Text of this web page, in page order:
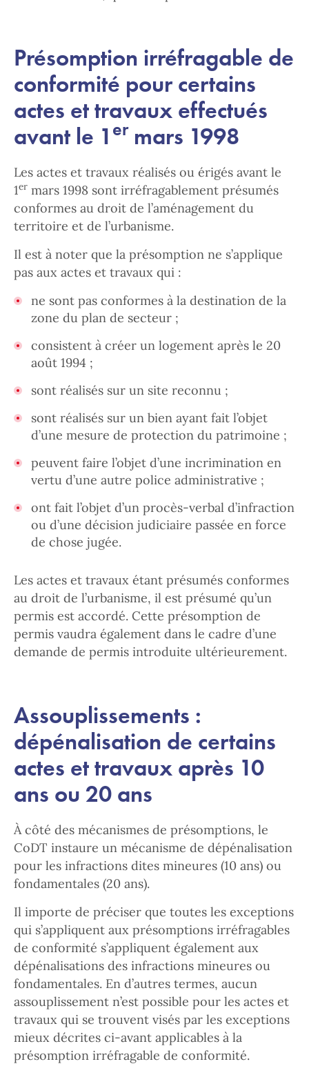
Présomption irréfragable de
conformité pour certains
actes et travaux effectués
avant le 1 ermars 1998
Les actes et travaux réalisés ou érigés avant le
1er mars 1998 sont irréfragablement présumés
conformes au droit de l’aménagement du
territoire et de l’urbanisme.
Il est à noter que la présomption ne s’applique
pas aux actes et travaux qui :
ne sont pas conformes à la destination de la
zone du plan de secteur ;
consistent à créer un logement après le 20
août 1994 ;
sont réalisés sur un site reconnu ;
sont réalisés sur un bien ayant fait l’objet
d’une mesure de protection du patrimoine ;
peuvent faire l’objet d’une incrimination en
vertu d’une autre police administrative ;
ont fait l’objet d’un procès-verbal d’infraction
ou d’une décision judiciaire passée en force
de chose jugée.
Les actes et travaux étant présumés conformes
au droit de l’urbanisme, il est présumé qu’un
permis est accordé. Cette présomption de
permis vaudra également dans le cadre d’une
demande de permis introduite ultérieurement.
Assouplissements :
dépénalisation de certains
actes et travaux après 10
ans ou 20 ans
À côté des mécanismes de présomptions, le
CoDT instaure un mécanisme de dépénalisation
pour les infractions dites mineures (10 ans) ou
fondamentales (20 ans).
Il importe de préciser que toutes les exceptions
qui s’appliquent aux présomptions irréfragables
de conformité s’appliquent également aux
dépénalisations des infractions mineures ou
fondamentales. En d’autres termes, aucun
assouplissement n’est possible pour les actes et
travaux qui se trouvent visés par les exceptions
mieux décrites ci-avant applicables à la
présomption irréfragable de conformité.